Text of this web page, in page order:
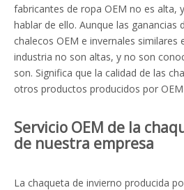
fabricantes de ropa OEM no es alta,
hablar de ello. Aunque las ganancias
chalecos OEM e invernales similares
industria no son altas, y no son
son. Significa que la calidad de las
otros productos producidos por
Servicio OEM de la
de nuestra empresa
La chaqueta de invierno producida